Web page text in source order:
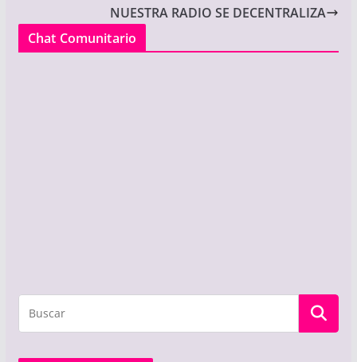
NUESTRA RADIO SE DECENTRALIZA
Chat Comunitario